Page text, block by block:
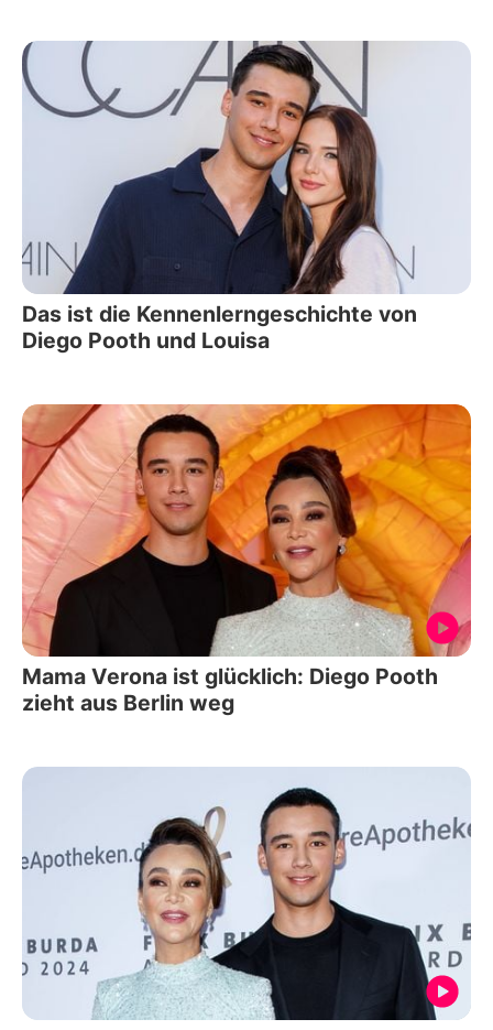
Das ist die Kennenlerngeschichte von
Diego Pooth und Louisa
Mama Verona ist glücklich: Diego Pooth
zieht aus Berlin weg